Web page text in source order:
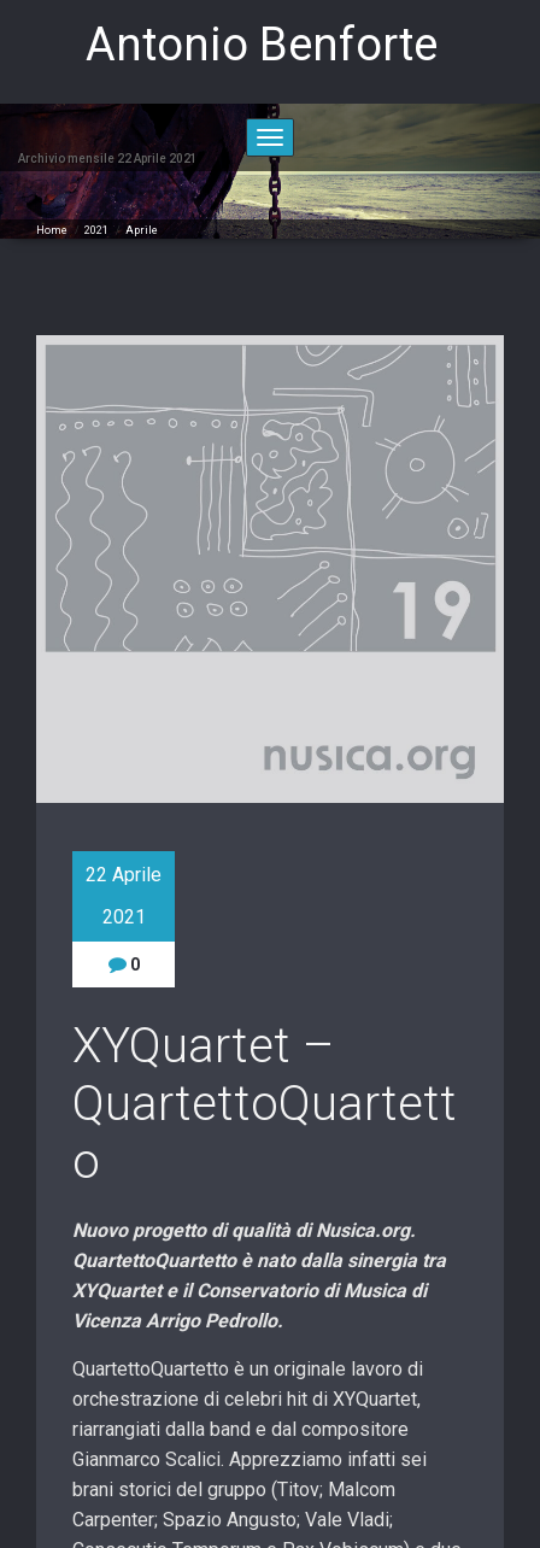
Antonio Benforte
Toggle
navigation
Archivio mensile 22 Aprile 2021
Home / 2021 / Aprile
22 Aprile
2021
0
XYQuartet –
QuartettoQuartett
o
Nuovo progetto di qualità di Nusica.org.
QuartettoQuartetto è nato dalla sinergia tra
XYQuartet e il Conservatorio di Musica di
Vicenza Arrigo Pedrollo.
QuartettoQuartetto è un originale lavoro di
orchestrazione di celebri hit di XYQuartet,
riarrangiati dalla band e dal compositore
Gianmarco Scalici. Apprezziamo infatti sei
brani storici del gruppo (Titov; Malcom
Carpenter; Spazio Angusto; Vale Vladi;